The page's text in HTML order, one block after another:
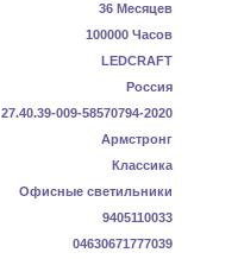
36 Месяцев
100000 Часов
LEDCRAFT
Россия
27.40.39-009-58570794-2020
Армстронг
Классика
Офисные светильники
9405110033
04630671777039